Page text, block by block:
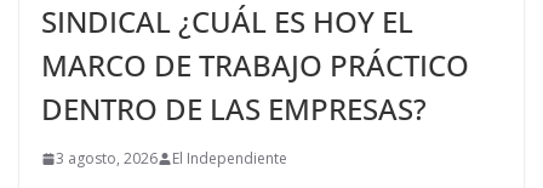
SINDICAL ¿CUÁL ES HOY EL
MARCO DE TRABAJO PRÁCTICO
DENTRO DE LAS EMPRESAS?
3 agosto, 2026 El Independiente